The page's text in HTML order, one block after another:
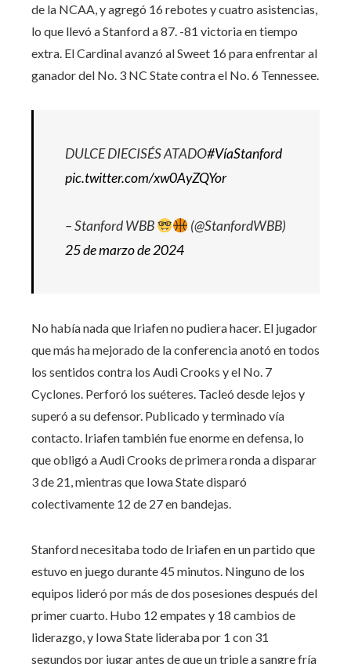
de la NCAA, y agregó 16 rebotes y cuatro asistencias,
lo que llevó a Stanford a 87. -81 victoria en tiempo
extra. El Cardinal avanzó al Sweet 16 para enfrentar al
ganador del No. 3 NC State contra el No. 6 Tennessee.
DULCE DIECISÉS ATADO#VíaStanford
pic.twitter.com/xw0AyZQYor
– Stanford WBB
(@StanfordWBB)
25 de marzo de 2024
No había nada que Iriafen no pudiera hacer. El jugador
que más ha mejorado de la conferencia anotó en todos
los sentidos contra los Audi Crooks y el No. 7
Cyclones. Perforó los suéteres. Tacleó desde lejos y
superó a su defensor. Publicado y terminado vía
contacto. Iriafen también fue enorme en defensa, lo
que obligó a Audi Crooks de primera ronda a disparar
3 de 21, mientras que Iowa State disparó
colectivamente 12 de 27 en bandejas.
Stanford necesitaba todo de Iriafen en un partido que
estuvo en juego durante 45 minutos. Ninguno de los
equipos lideró por más de dos posesiones después del
primer cuarto. Hubo 12 empates y 18 cambios de
liderazgo, y Iowa State lideraba por 1 con 31
segundos por jugar antes de que un triple a sangre fría